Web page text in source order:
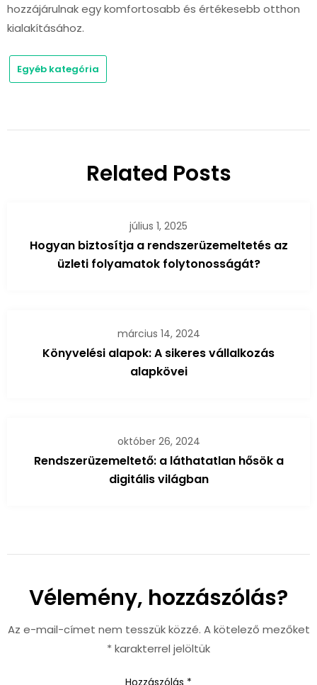
hozzájárulnak egy komfortosabb és értékesebb otthon
kialakításához.
Egyéb kategória
Related Posts
július 1, 2025
Hogyan biztosítja a rendszerüzemeltetés az
üzleti folyamatok folytonosságát?
március 14, 2024
Könyvelési alapok: A sikeres vállalkozás
alapkövei
október 26, 2024
Rendszerüzemeltető: a láthatatlan hősök a
digitális világban
Vélemény, hozzászólás?
Az e-mail-címet nem tesszük közzé. A kötelező mezőket
* karakterrel jelöltük
Hozzászólás *